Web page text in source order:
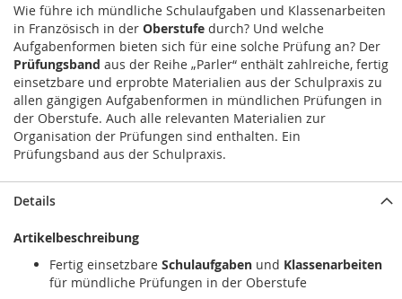
Wie führe ich mündliche Schulaufgaben und Klassenarbeiten
in Französisch in der Oberstufe durch? Und welche
Aufgabenformen bieten sich für eine solche Prüfung an? Der
Prüfungsband aus der Reihe „Parler“ enthält zahlreiche, fertig
einsetzbare und erprobte Materialien aus der Schulpraxis zu
allen gängigen Aufgabenformen in mündlichen Prüfungen in
der Oberstufe. Auch alle relevanten Materialien zur
Organisation der Prüfungen sind enthalten. Ein
Prüfungsband aus der Schulpraxis.
Details
Artikelbeschreibung
Fertig einsetzbare Schulaufgaben und Klassenarbeiten
für mündliche Prüfungen in der Oberstufe